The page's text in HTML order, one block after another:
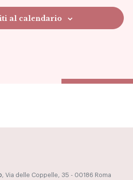
al calendario
, Via delle Coppelle, 35 - 00186 Roma